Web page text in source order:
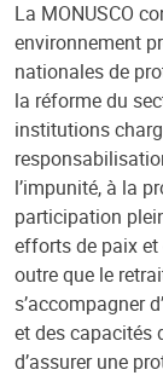
La MONUSCO
environnement
nationales de
la réforme du
institutions
l’impunité, à la
participation
efforts de paix
outre que le
s’accompagner
et des capacités
d’assurer une